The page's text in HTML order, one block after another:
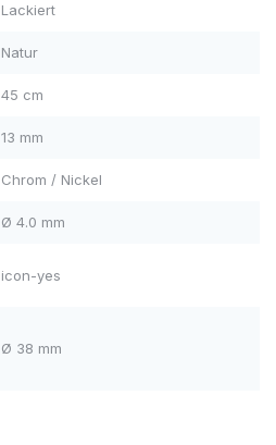
Lackiert
Natur
45 cm
13 mm
Chrom / Nickel
Ø 4.0 mm
icon-yes
Ø 38 mm